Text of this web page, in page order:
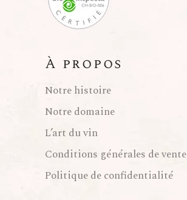
À propos
Notre histoire
Notre domaine
L’art du vin
Conditions générales de vente
Politique de confidentialité